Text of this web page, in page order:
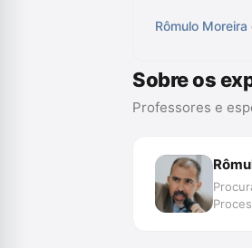
Rômulo
Sobre os
Professores e